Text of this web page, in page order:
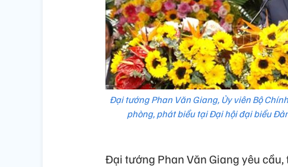
Đại tướng Phan Văn Giang, Ủy viên Bộ
phòng, phát biểu tại Đại hội đại biểu
Đại tướng Phan Văn Giang yêu